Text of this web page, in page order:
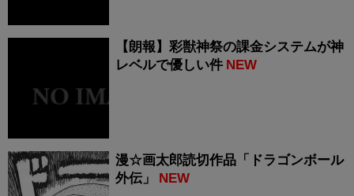
【朗報】彩獣神祭の課金システムが神
レベルで優しい件 NEW
漫☆画太郎読切作品「ドラゴンボール
外伝」
NEW